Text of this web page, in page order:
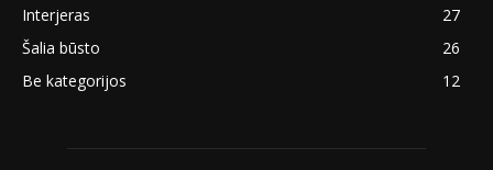
Interjeras
27
Šalia būsto
26
Be kategorijos
12